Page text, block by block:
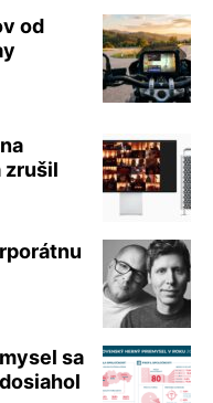
od
zrušil
sa